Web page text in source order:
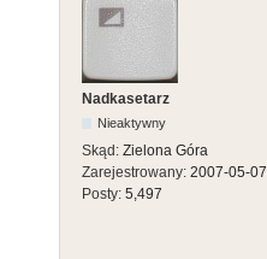
Nadkasetarz
Nieaktywny
Skąd: Zielona Góra
Zarejestrowany: 2007-05-07
Posty: 5,497